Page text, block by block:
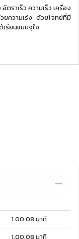
ราเร็ว ความเร็ว เครื่อง
ยความเร่ง ด้วยโจทย์ที่มี
รียนแบบจุใจ
1.00.08 นาที
1.00.08 นาที